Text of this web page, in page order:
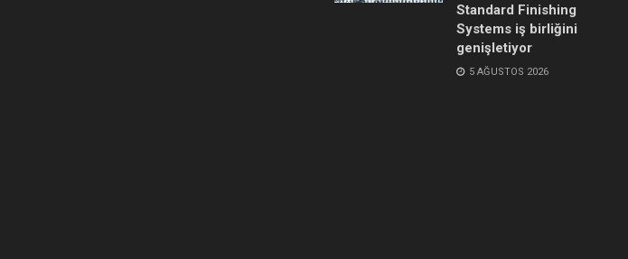
Standard Finishing
Systems iş birliğini
genişletiyor
5 AĞUSTOS 2026